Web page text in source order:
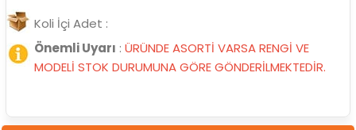
Koli İçi Adet :
Önemli Uyarı : ÜRÜNDE ASORTİ VARSA RENGİ VE
MODELİ STOK DURUMUNA GÖRE GÖNDERİLMEKTEDİR.